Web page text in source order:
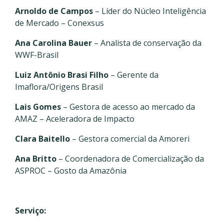
Arnoldo de Campos – Líder do Núcleo Inteligência
de Mercado – Conexsus
Ana Carolina Bauer – Analista de conservação da
WWF-Brasil
Luiz Antônio Brasi Filho – Gerente da
Imaflora/Origens Brasil
Lais Gomes – Gestora de acesso ao mercado da
AMAZ – Aceleradora de Impacto
Clara Baitello – Gestora comercial da Amoreri
Ana Britto – Coordenadora de Comercialização da
ASPROC – Gosto da Amazônia
Serviço: